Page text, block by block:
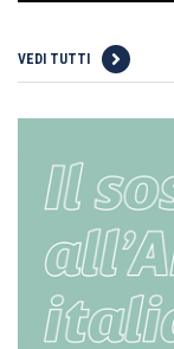
VEDI TUTTI